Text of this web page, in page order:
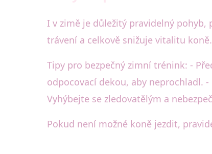
I v zimě je důležitý pravidelný
trávení a celkově snižuje vitalitu koně.
Tipy pro bezpečný zimní trénink: -
odpocovací dekou, aby neprochladl.
Vyhýbejte se zledovatělým a
Pokud není možné koně jezdit,